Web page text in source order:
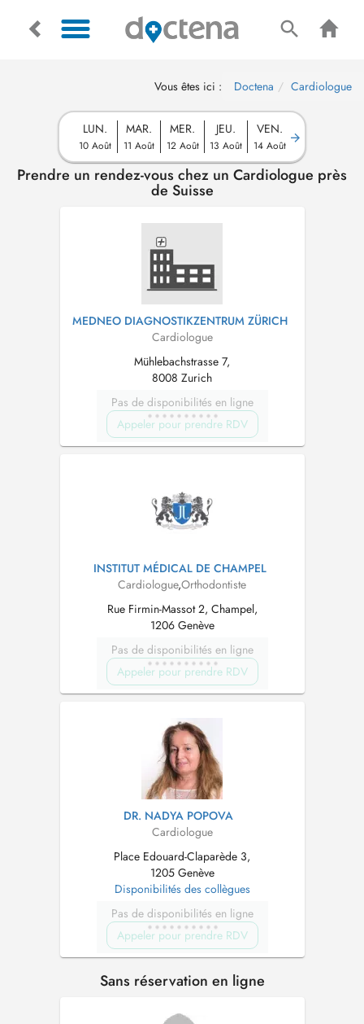
Vous êtes ici : Doctena Cardiologue
LUN.
10 Août
MAR.
11 Août
MER.
12 Août
JEU.
13 Août
VEN.
14 Août
Prendre un rendez-vous chez un Cardiologue près
de Suisse
MEDNEO DIAGNOSTIKZENTRUM ZÜRICH
Cardiologue
Mühlebachstrasse 7,
8008 Zurich
Pas de disponibilités en ligne
Appeler pour prendre RDV
INSTITUT MÉDICAL DE CHAMPEL
Cardiologue,Orthodontiste
Rue Firmin-Massot 2, Champel,
1206 Genève
Pas de disponibilités en ligne
Appeler pour prendre RDV
DR. NADYA POPOVA
Cardiologue
Place Edouard-Claparède 3,
1205 Genève
Disponibilités des collègues
Pas de disponibilités en ligne
Appeler pour prendre RDV
Sans réservation en ligne